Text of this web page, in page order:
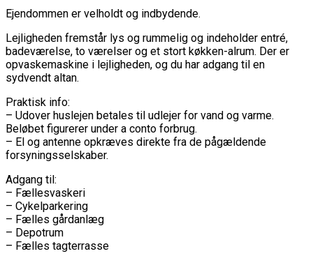
Ejendommen er velholdt og indbydende.
Lejligheden fremstår lys og rummelig og indeholder entré,
badeværelse, to værelser og et stort køkken-alrum. Der er
opvaskemaskine i lejligheden, og du har adgang til en
sydvendt altan.
Praktisk info:
– Udover huslejen betales til udlejer for vand og varme.
Beløbet figurerer under a conto forbrug.
– El og antenne opkræves direkte fra de pågældende
forsyningsselskaber.
Adgang til:
– Fællesvaskeri
– Cykelparkering
– Fælles gårdanlæg
– Depotrum
– Fælles tagterrasse